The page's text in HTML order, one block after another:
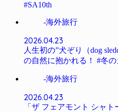
#SA10th
-海外旅行
2026.04.23
人生初の”犬ぞり（dog
の自然に抱かれる！ #冬
-海外旅行
2026.04.23
「ザ フェアモント シャ